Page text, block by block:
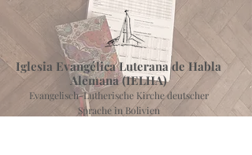
Iglesia Evangélica Luterana de Habla
Alemana (IELHA)
Evangelisch-Lutherische Kirche deutscher
Sprache in Bolivien